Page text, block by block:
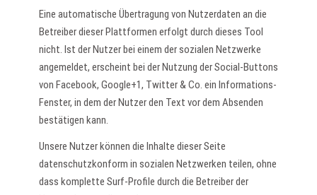
Eine automatische Übertragung von Nutzerdaten an die
Betreiber dieser Plattformen erfolgt durch dieses Tool
nicht. Ist der Nutzer bei einem der sozialen Netzwerke
angemeldet, erscheint bei der Nutzung der Social-Buttons
von Facebook, Google+1, Twitter & Co. ein Informations-
Fenster, in dem der Nutzer den Text vor dem Absenden
bestätigen kann.
Unsere Nutzer können die Inhalte dieser Seite
datenschutzkonform in sozialen Netzwerken teilen, ohne
dass komplette Surf-Profile durch die Betreiber der